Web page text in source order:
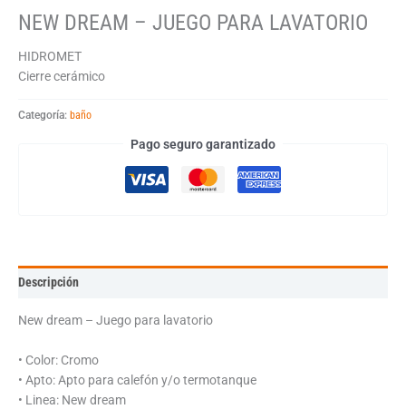
NEW DREAM – JUEGO PARA LAVATORIO
HIDROMET
Cierre cerámico
Categoría: baño
Pago seguro garantizado
Descripción
New dream – Juego para lavatorio
• Color: Cromo
• Apto: Apto para calefón y/o termotanque
• Linea: New dream